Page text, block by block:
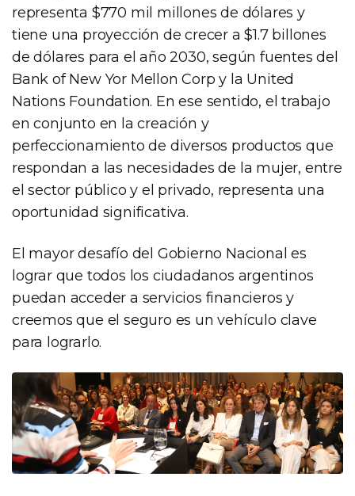
representa $770 mil millones de dólares y
tiene una proyección de crecer a $1.7 billones
de dólares para el año 2030, según fuentes del
Bank of New Yor Mellon Corp y la United
Nations Foundation. En ese sentido, el trabajo
en conjunto en la creación y
perfeccionamiento de diversos productos que
respondan a las necesidades de la mujer, entre
el sector público y el privado, representa una
oportunidad significativa.
El mayor desafío del Gobierno Nacional es
lograr que todos los ciudadanos argentinos
puedan acceder a servicios financieros y
creemos que el seguro es un vehículo clave
para lograrlo.